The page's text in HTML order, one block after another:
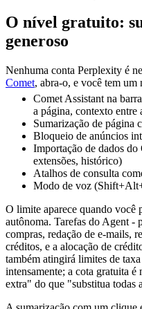
O nível gratuito:
generoso
Nenhuma conta Perplexity é
Comet, abra-o, e você tem
Comet Assistant na
a página, contexto entre
Sumarização de página
Bloqueio de anúncios
Importação de dados
extensões, histórico)
Atalhos de consulta
Modo de voz
O limite aparece quando você
autônoma. Tarefas do Agent -
compras, redação de e-mails,
créditos, e a alocação de
também atingirá limites de
intensamente; a cota gratuita
extra" do que "substitua todas